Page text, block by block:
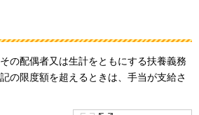
の配偶者又は生計をともにする扶養義務
の限度額を超えるときは、手当が支給さ